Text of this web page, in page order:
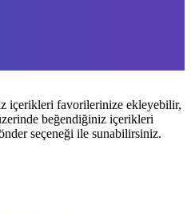
içerikleri favorilerinize ekleyebilir,
beğendiğiniz içerikleri
seçeneği ile sunabilirsiniz.